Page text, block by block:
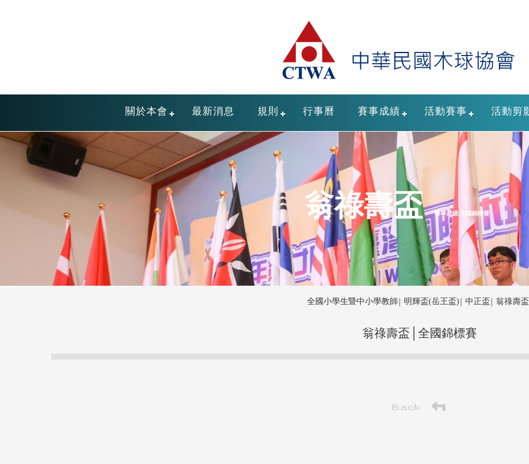
關於本會 最新消息 規則 行事曆 賽事成績 活動賽事 活動剪
翁祿壽盃 賽事成績/全國錦標賽
全國小學生暨中小學教師 明輝盃(岳王盃) 中正盃 翁祿壽盃
翁祿壽盃│全國錦標賽